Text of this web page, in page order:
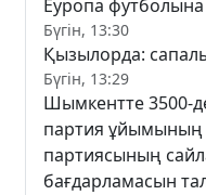
Еуропа
Бүгін, 13:30
Қызылорда:
Бүгін, 13:29
Шымкентте 3500-
партия ұйымының
партиясының
бағдарламасын